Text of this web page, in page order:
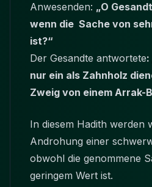
Anwesenden: „O
wenn die Sache von
ist?“
Der Gesandte antwortete:
nur ein als Zahnholz
Zweig von einem Arrak-
In diesem Hadith werden
Androhung einer
obwohl die genommene
geringem Wert ist.